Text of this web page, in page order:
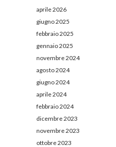
a
r
:
aprile 2026
giugno 2025
febbraio 2025
gennaio 2025
novembre 2024
agosto 2024
giugno 2024
aprile 2024
febbraio 2024
dicembre 2023
novembre 2023
ottobre 2023